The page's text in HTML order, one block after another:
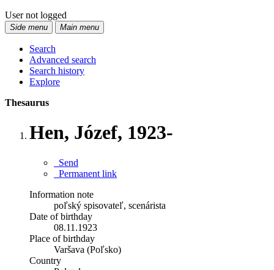
User not logged
Side menu Main menu
Search
Advanced search
Search history
Explore
Thesaurus
Hen, Józef, 1923-
Send
Permanent link
Information note
poľský spisovateľ, scenárista
Date of birthday
08.11.1923
Place of birthday
Varšava (Poľsko)
Country